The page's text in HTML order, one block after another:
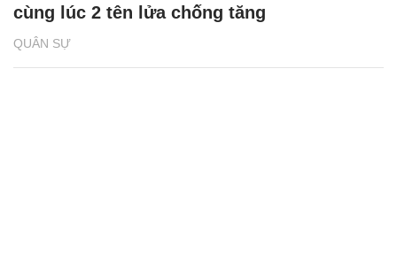
QUÂN SỰ
cùng lúc 2 tên lửa chống tăng